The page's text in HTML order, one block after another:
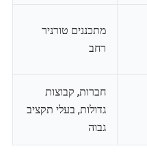
מתכננים טורניר
רחב
חברות, קבוצות
גדולות, בעלי תקציב
גבוה